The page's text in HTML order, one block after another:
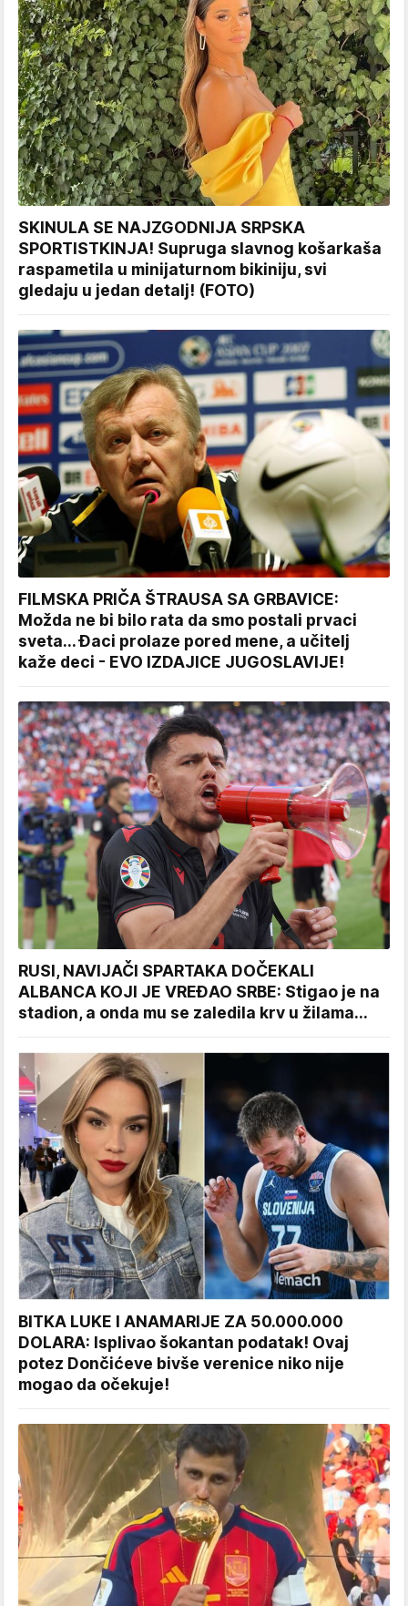
SKINULA SE NAJZGODNIJA SRPSKA
SPORTISTKINJA! Supruga slavnog košarkaša
raspametila u minijaturnom bikiniju, svi
gledaju u jedan detalj! (FOTO)
FILMSKA PRIČA ŠTRAUSA SA GRBAVICE:
Možda ne bi bilo rata da smo postali prvaci
sveta... Đaci prolaze pored mene, a učitelj
kaže deci - EVO IZDAJICE JUGOSLAVIJE!
RUSI, NAVIJAČI SPARTAKA DOČEKALI
ALBANCA KOJI JE VREĐAO SRBE: Stigao je na
stadion, a onda mu se zaledila krv u žilama...
BITKA LUKE I ANAMARIJE ZA 50.000.000
DOLARA: Isplivao šokantan podatak! Ovaj
potez Dončićeve bivše verenice niko nije
mogao da očekuje!